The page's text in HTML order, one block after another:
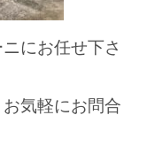
にお任せ下さ
気軽にお問合